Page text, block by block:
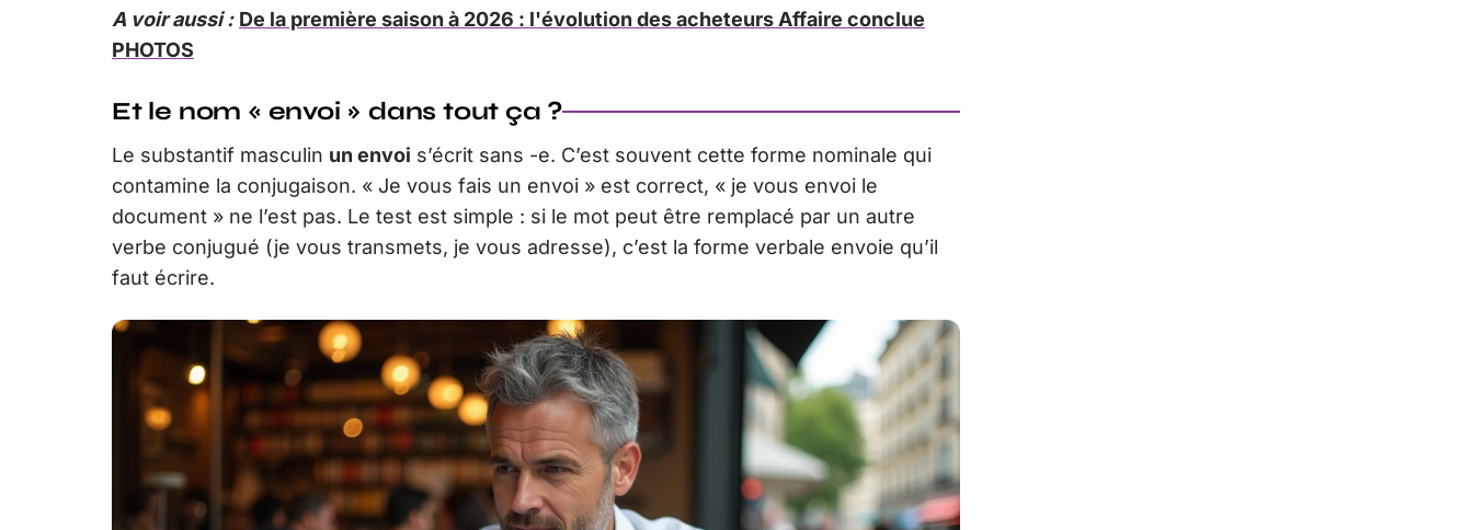
A voir aussi : De la première saison à 2026 : l'évolution des acheteurs Affaire conclue
PHOTOS
Et le nom « envoi » dans tout ça ?
Le substantif masculin un envoi s’écrit sans -e. C’est souvent cette forme nominale qui
contamine la conjugaison. « Je vous fais un envoi » est correct, « je vous envoi le
document » ne l’est pas. Le test est simple : si le mot peut être remplacé par un autre
verbe conjugué (je vous transmets, je vous adresse), c’est la forme verbale envoie qu’il
faut écrire.